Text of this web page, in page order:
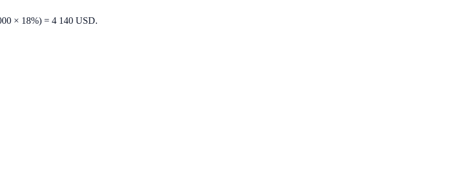
× 18%) = 4 140 USD.